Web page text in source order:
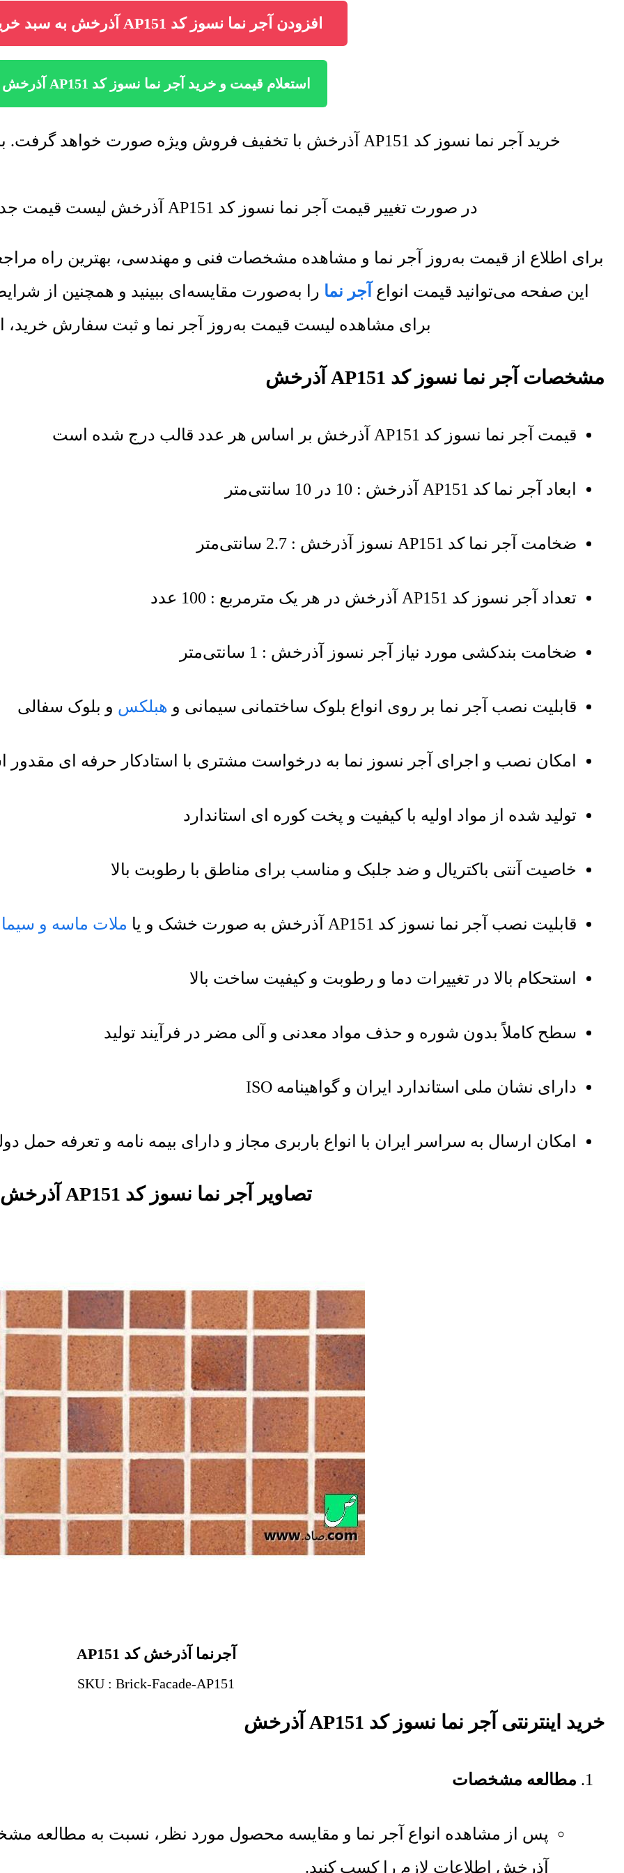
افزودن آجر نما نسوز کد AP151 آذرخش به سبد خرید
استعلام قیمت و خرید آجر نما نسوز کد AP151 آذرخش
خرید آجر نما نسوز کد AP151 آذرخش با تخفیف فروش ویژه صورت خواهد گرفت. برای اطلاع از تخفیف ها تماس بگیرید.
در صورت تغییر قیمت آجر نما نسوز کد AP151 آذرخش لیست قیمت جدید به روز رسانی میشود.
برای اطلاع از قیمت به‌روز آجر نما و مشاهده مشخصات فنی و مهندسی، بهترین راه
این صفحه می‌توانید قیمت انواع آجر نما را به‌صورت مقایسه‌ای ببینید و همچنین از
برای مشاهده لیست قیمت به‌روز آجر نما و ثبت سفارش خرید، از
مشخصات آجر نما نسوز کد AP151 آذرخش
قیمت آجر نما نسوز کد AP151 آذرخش بر اساس هر عدد قالب درج شده است
ابعاد آجر نما کد AP151 آذرخش : 10 در 10 سانتی‌متر
ضخامت آجر نما کد AP151 نسوز آذرخش : 2.7 سانتی‌متر
تعداد آجر نسوز کد AP151 آذرخش در هر یک مترمربع : 100 عدد
ضخامت بندکشی مورد نیاز آجر نسوز آذرخش : 1 سانتی‌متر
قابلیت نصب آجر نما بر روی انواع بلوک ساختمانی سیمانی و هبلکس و بلوک سفالی
امکان نصب و اجرای آجر نسوز نما به درخواست مشتری با استادکار حرفه ای
تولید شده از مواد اولیه با کیفیت و پخت کوره ای استاندارد
خاصیت آنتی باکتریال و ضد جلبک و مناسب برای مناطق با رطوبت بالا
قابلیت نصب آجر نما نسوز کد AP151 آذرخش به صورت خشک و یا ملات ماسه و
استحکام بالا در تغییرات دما و رطوبت و کیفیت ساخت بالا
سطح کاملاً بدون شوره و حذف مواد معدنی و آلی مضر در فرآیند تولید
دارای نشان ملی استاندارد ایران و گواهینامه ISO
امکان ارسال به سراسر ایران با انواع باربری مجاز و دارای بیمه نامه و تعرفه حمل
تصاویر آجر نما نسوز کد AP151 آذرخش
آجرنما آذرخش کد AP151
SKU : Brick-Facade-AP151
خرید اینترنتی آجر نما نسوز کد AP151 آذرخش
مطالعه مشخصات
آذرخش اطلاعات لازم را کسب کنید.